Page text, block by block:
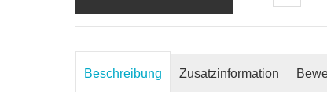
Beschreibung Zusatzinformation